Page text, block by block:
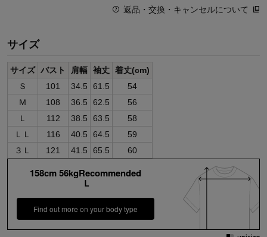
返品・交換・キャンセルについて
サイズ
サイズ バスト 肩幅 袖丈 着丈(cm)
Ｓ
101 34.5 61.5
54
Ｍ
108 36.5 62.5
56
Ｌ
112 38.5 63.5
58
ＬＬ
116 40.5 64.5
59
３Ｌ
121 41.5 65.5 60
158cm 56kgRecommended
Ｌ
Find out more on your body type